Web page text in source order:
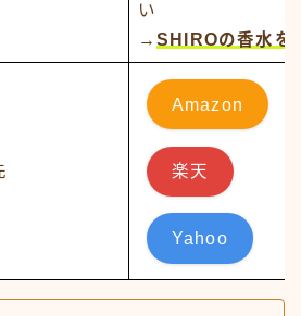
い
→ SHIROの香水を
Amazon
楽天
Yahoo